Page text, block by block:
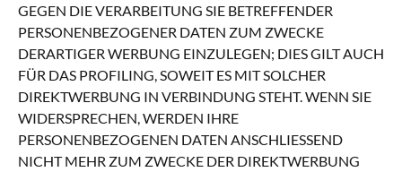
GEGEN DIE VERARBEITUNG SIE BETREFFENDER
PERSONENBEZOGENER DATEN ZUM ZWECKE
DERARTIGER WERBUNG EINZULEGEN; DIES GILT AUCH
FÜR DAS PROFILING, SOWEIT ES MIT SOLCHER
DIREKTWERBUNG IN VERBINDUNG STEHT. WENN SIE
WIDERSPRECHEN, WERDEN IHRE
PERSONENBEZOGENEN DATEN ANSCHLIESSEND
NICHT MEHR ZUM ZWECKE DER DIREKTWERBUNG